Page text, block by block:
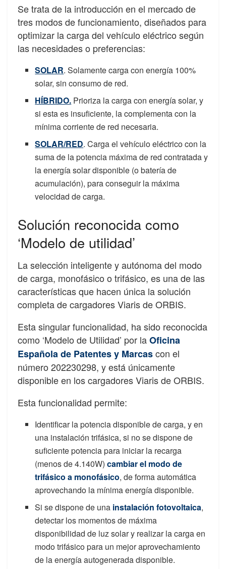
Se trata de la introducción en el mercado de
tres modos de funcionamiento, diseñados para
optimizar la carga del vehículo eléctrico según
las necesidades o preferencias:
SOLAR. Solamente carga con energía 100%
solar, sin consumo de red.
HÍBRIDO. Prioriza la carga con energía solar, y
si esta es insuficiente, la complementa con la
mínima corriente de red necesaria.
SOLAR/RED. Carga el vehículo eléctrico con la
suma de la potencia máxima de red contratada y
la energía solar disponible (o batería de
acumulación), para conseguir la máxima
velocidad de carga.
Solución reconocida como
‘Modelo de utilidad’
La selección inteligente y autónoma del modo
de carga, monofásico o trifásico, es una de las
características que hacen única la solución
completa de cargadores Viaris de ORBIS.
Esta singular funcionalidad, ha sido reconocida
como ‘Modelo de Utilidad’ por laOficina
Española de Patentes y Marcascon el
número 202230298, y está únicamente
disponible en los cargadores Viaris de ORBIS.
Esta funcionalidad permite:
Identificar la potencia disponible de carga, y en
una instalación trifásica, si no se dispone de
suficiente potencia para iniciar la recarga
(menos de 4.140W)cambiar el modo de
trifásico a monofásico, de forma automática
aprovechando la mínima energía disponible.
Si se dispone de una instalación fotovoltaica,
detectar los momentos de máxima
disponibilidad de luz solar y realizar la carga en
modo trifásico para un mejor aprovechamiento
de la energía autogenerada disponible.